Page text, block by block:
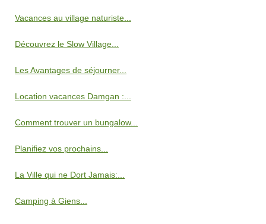
Vacances au village naturiste...
Découvrez le Slow Village...
Les Avantages de séjourner...
Location vacances Damgan :...
Comment trouver un bungalow...
Planifiez vos prochains...
La Ville qui ne Dort Jamais:...
Camping à Giens...